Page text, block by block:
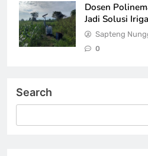
Dosen
Jadi Solusi
Sapteng
0
Search